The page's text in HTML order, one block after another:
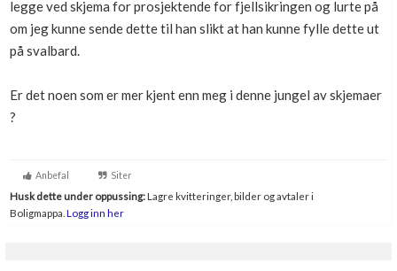
Boligmappa+
Få mer ut av Boligmappa
Nytt
legge ved skjema for prosjektende for fjellsikringen og lurte på
om jeg kunne sende dette til han slikt at han kunne fylle dette ut
på svalbard.
Er det noen som er mer kjent enn meg i denne jungel av skjemaer
?
Anbefal Siter
Husk dette under oppussing:Lagre kvitteringer, bilder og avtaler i
Boligmappa. Logg inn her